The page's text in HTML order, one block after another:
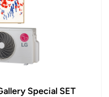
Special SET